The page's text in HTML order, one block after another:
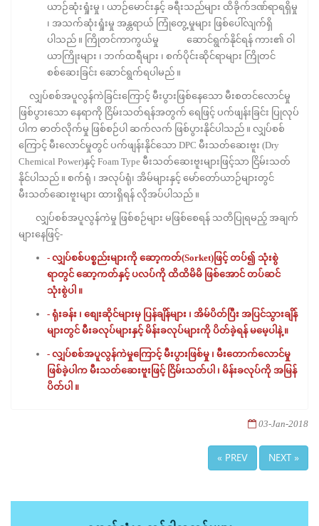
ယာဉ်ဆုံးရှုံးမှု ၊ ယာဉ်မောင်းနှင့် ခရီးသည်များ ထိခိုက်ဒဏ်ရာရရှိမှု
၊ အသက်ဆုံးရှုံးမှု အန္တရာယ် ကြုံတွေ့မှုများ ဖြစ်ပေါ်လျက်ရှိ
ပါသည် ။ ကြိုတင်ကာကွယ်မှု ဆောင်ရွက်နိုင်ရန် ကား၏ ဝါ
ယာကြိုးများ ၊ ဘက်ထရီများ ၊ စက်ပိုင်းဆိုင်ရာများ ကြိုတင်
စစ်ဆေးခြင်း ဆောင်ရွက်ရပါမည် ။
လျှပ်စစ်အပူလွန်ကဲခြင်းကြောင့် မီးပွားဖြစ်နေသော မီးစတင်လောင်မှု
ဖြစ်ပွားသော နေရာကို ငြိမ်းသတ်ရန်အတွက် ရေဖြင့် ပက်ဖျန်းခြင်း ပြုလုပ်
ပါက ဓာတ်လိုက်မှု ဖြစ်စဉ်ပါ ဆက်လက် ဖြစ်ပွားနိုင်ပါသည် ။ လျှပ်စစ်
ကြောင့် မီးလောင်မှုတွင် ပက်ဖျန်းနိုင်သော DPC မီးသတ်ဆေးဗူး (Dry
Chemical Power)နှင့် Foam Type မီးသတ်ဆေးဗူးများဖြင့်သာ ငြိမ်းသတ်
နိုင်ပါသည် ။ စက်ရုံ ၊ အလုပ်ရုံ၊ အိမ်များနှင့် မော်တော်ယာဉ်များတွင်
မီးသတ်ဆေးဗူးများ ထားရှိရန် လိုအပ်ပါသည် ။
လျှပ်စစ်အပူလွန်ကဲမှု ဖြစ်စဉ်များ မဖြစ်စေရန် သတိပြုရမည့် အချက်
များနေဖြင့်-
- လျှပ်စစ်ပစ္စည်းများကို ဆော့ကတ်(Sorket)ဖြင့် တပ်၍ သုံးစွဲ
ရာတွင် ဆော့ကတ်နှင့် ပလပ်ကို ထိထိမိမိ ဖြစ်အောင် တပ်ဆင်
သုံးစွဲပါ ။
- ရုံးခန်း ၊ စျေးဆိုင်များမှ ပြန်ချိန်များ ၊ အိမ်ပိတ်ပြီး အပြင်သွားချိန်
များတွင် မီးခလုပ်များနှင့် မိန်းခလုပ်များကို ပိတ်ခဲ့ရန် မမေ့ပါနဲ့ ။
- လျှပ်စစ်အပူလွန်ကဲမှုကြောင့် မီးပွားဖြစ်မှု ၊ မီးတောက်လောင်မှု
ဖြစ်ခဲ့ပါက မီးသတ်ဆေးဗူးဖြင့် ငြိမ်းသတ်ပါ ၊ မိန်းခလုပ်ကို အမြန်
ပိတ်ပါ ။
03-Jan-2018
« PREV NEXT »